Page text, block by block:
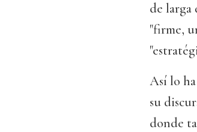
de larga
"firme,
Así lo
su
donde